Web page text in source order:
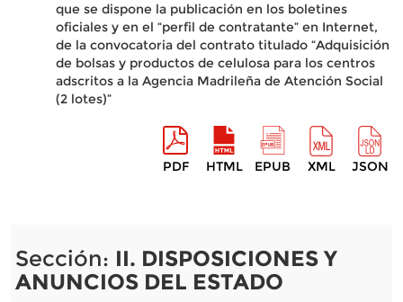
que se dispone la publicación en los boletines
oficiales y en el “perfil de contratante” en Internet,
de la convocatoria del contrato titulado “Adquisición
de bolsas y productos de celulosa para los centros
adscritos a la Agencia Madrileña de Atención Social
(2 lotes)”
PDF HTML EPUB XML JSON
Sección: II. DISPOSICIONES Y
ANUNCIOS DEL ESTADO